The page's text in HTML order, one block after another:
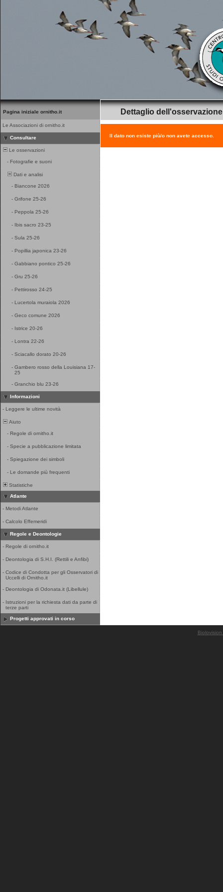
Pagina iniziale ornitho.it
Le Associazioni di ornitho.it
Consultare
Le osservazioni
- Fotografie e suoni
Dati e analisi
- Biancone 2026
- Grifone 25-26
- Peppola 25-26
- Ibis sacro 23-25
- Sula 25-26
- Popillia japonica 23-26
- Gabbiano pontico 25-26
- Gru 25-26
- Pettirosso 24-25
- Lucertola muraiola 2026
- Geco comune 2026
- Istrice 20-26
- Lontra 22-26
- Sciacallo dorato 20-26
- Gambero rosso della Louisiana 17-
25
- Granchio blu 23-26
Informazioni
- Leggere le ultime novità
Aiuto
- Regole di ornitho.it
- Specie a pubblicazione limitata
- Spiegazione dei simboli
- Le domande più frequenti
Statistiche
Atlante
- Metodi Atlante
- Calcolo Effemeridi
Regole e Deontologie
- Regole di ornitho.it
- Deontologia di S.H.I. (Rettili e Anfibi)
- Codice di Condotta per gli Osservatori di
Uccelli di Ornitho.it
- Deontologia di Odonata.it (Libellule)
- Istruzioni per la richiesta dati da parte di
terze parti
Progetti approvati in corso
Dettaglio dell'osservazione
Il dato non esiste più/o non avete accesso.
Biolovision